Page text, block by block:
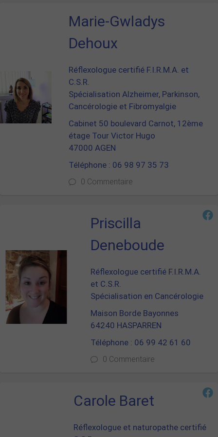
Marie-Gwladys
Dehoux
Réflexologue certifié F.I.R.M.A. et
C.S.R.
Spécialisation Alzheimer, Parkinson,
Cancérologie et Fibromyalgie
Cabinet 50 boulevard Carnot, 12ème
étage Tour Victor Hugo
47000 AGEN
Téléphone : 06 98 97 35 73
0 Commentaire
Priscilla
Deneboude
Réflexologue certifié F.I.R.M.A.
et C.S.R.
Spécialisation en Cancérologie
Maison Borde Bayonnes
64240 HASPARREN
Téléphone : 06 99 42 61 60
0 Commentaire
Carole Baret
Réflexologue et naturopathe certifié